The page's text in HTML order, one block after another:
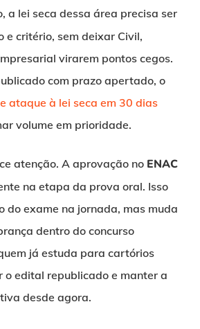
a lei seca dessa área precisa ser
e critério, sem deixar Civil,
virarem pontos cegos.
com prazo apertado, o
ataque à lei seca em 30 dias
volume em prioridade.
atenção. A aprovação no ENAC
na etapa da prova oral. Isso
do exame na jornada, mas muda
dentro do concurso
já estuda para cartórios
o edital republicado e manter a
desde agora.